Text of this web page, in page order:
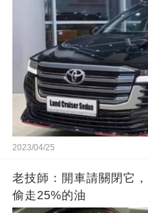
2023/04/25
老技師：開車請關閉它
偷走25%的油